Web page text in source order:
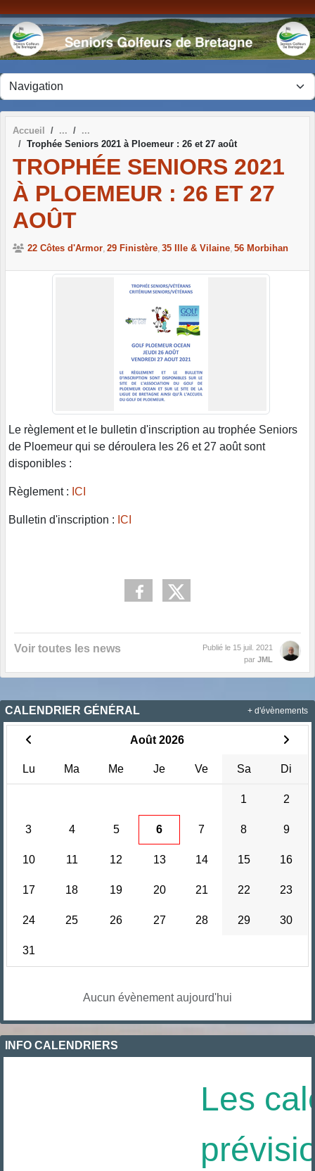
Accueil
Trophée Seniors 2021 à Ploemeur : 26 et 27 août
TROPHÉE SENIORS 2021
À PLOEMEUR : 26 ET 27
AOÛT
22 Côtes d'Armor 29 Finistère 35 Ille & Vilaine 56 Morbihan
Le règlement et le bulletin d'inscription au trophée Seniors
de Ploemeur qui se déroulera les 26 et 27 août sont
disponibles :
Règlement : ICI
Bulletin d'inscription : ICI
Voir toutes les news Publié le 15 juil. 2021
par JML
CALENDRIER GÉNÉRAL
Août 2026
Lu Ma Me Je Ve Sa Di
1 2
3 4 5 6 7 8 9
10 11 12 13 14 15 16
17 18 19 20 21 22 23
24 25 26 27 28 29 30
31
Aucun évènement aujourd'hui
+ d'évènements
INFO CALENDRIERS
Les